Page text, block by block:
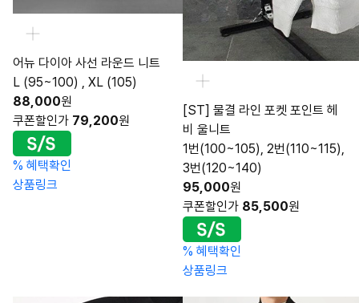
어뉴 다이아 사선 라운드 니트
L (95~100) , XL (105)
88,000원
쿠폰할인가 79,200원
% 혜택확인
상품링크
[ST] 물결 라인 포켓 포인트 헤
비 울니트
1번(100~105), 2번(110~115),
3번(120~140)
95,000원
쿠폰할인가 85,500원
% 혜택확인
상품링크